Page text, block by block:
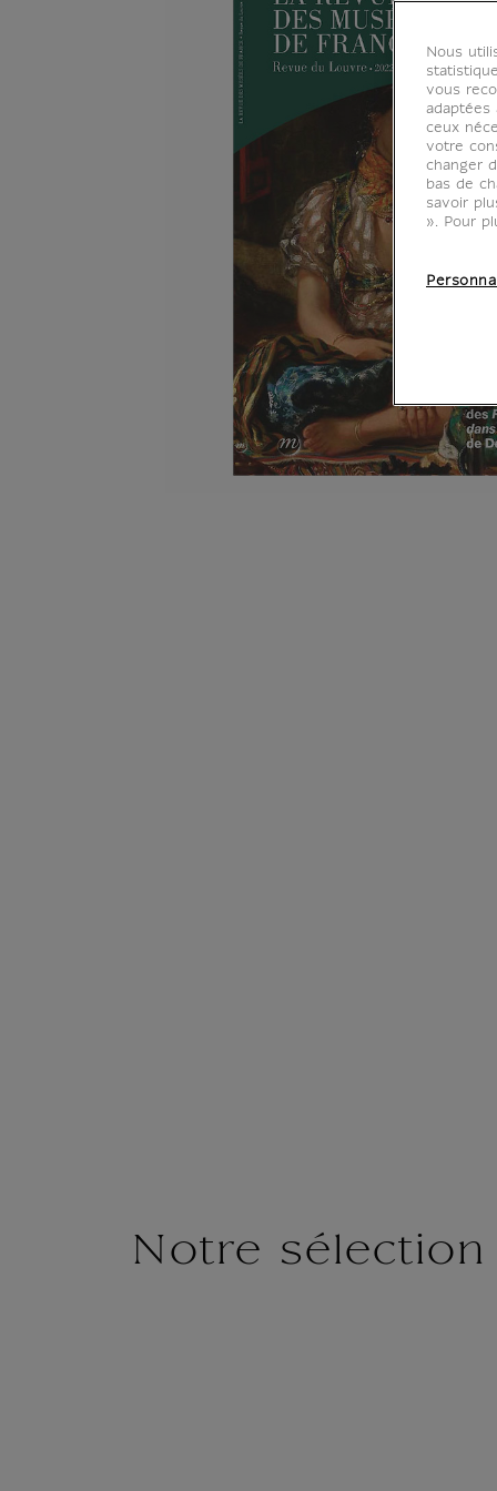
Notre sélection
Nous
vous
adaptées
ceux
votre
changer
bas de
savoir
». Pour